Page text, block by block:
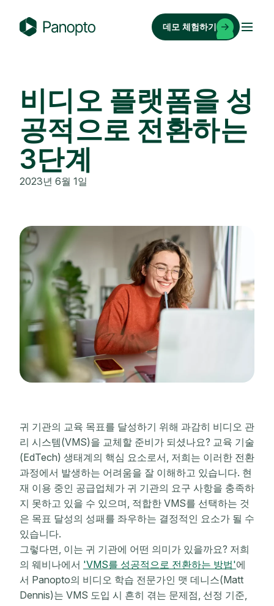
o
o
데모 체험하기
비디오 플랫폼을 성
공적으로 전환하는
3단계
2023년 6월 1일
귀 기관의 교육 목표를 달성하기 위해 과감히 비디오 관
리 시스템(VMS)을 교체할 준비가 되셨나요? 교육 기술
(EdTech) 생태계의 핵심 요소로서, 저희는 이러한 전환
과정에서 발생하는 어려움을 잘 이해하고 있습니다. 현
재 이용 중인 공급업체가 귀 기관의 요구 사항을 충족하
지 못하고 있을 수 있으며, 적합한 VMS를 선택하는 것
은 목표 달성의 성패를 좌우하는 결정적인 요소가 될 수
있습니다.
그렇다면, 이는 귀 기관에 어떤 의미가 있을까요? 저희
의 웨비나에서 'VMS를 성공적으로 전환하는 방법'에
서 Panopto의 비디오 학습 전문가인 맷 데니스(Matt
Dennis)는 VMS 도입 시 흔히 겪는 문제점, 선정 기준,